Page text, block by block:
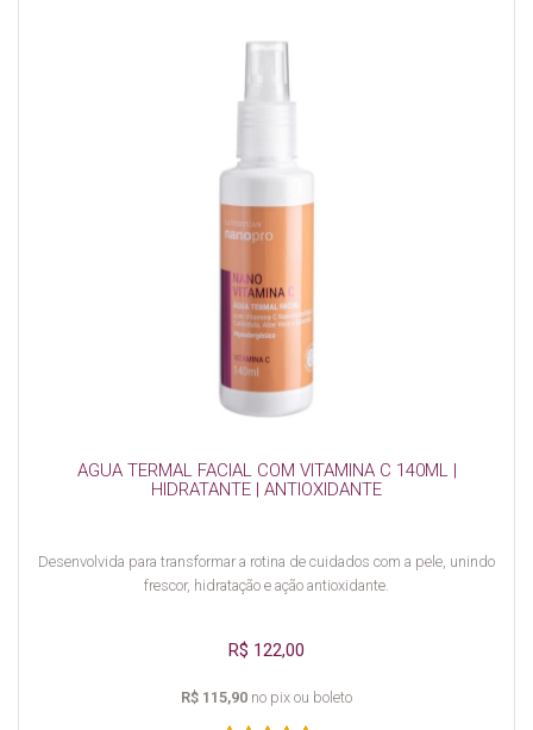
AGUA TERMAL FACIAL COM VITAMINA C 140ML |
HIDRATANTE | ANTIOXIDANTE
Desenvolvida para transformar a rotina de cuidados com a pele, unindo
frescor, hidratação e ação antioxidante.
R$ 122,00
R$ 115,90 no pix ou boleto